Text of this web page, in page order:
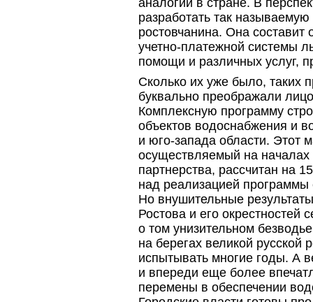
аналогий в стране. В
разработать так
ростовчанина. Она составит
учетно-платежной системы
помощи и различных услуг,
Сколько их уже было, таких
буквально преображали
Комплексную программу
объектов водоснабжения и
и юго-запада области. Этот
осуществляемый на началах
партнерства, рассчитан на
над реализацией
Но внушительные
Ростова и его окрестностей
о том унизительном
на берегах великой
испытывать многие годы. А
и впереди еще более
перемены в обеспечении